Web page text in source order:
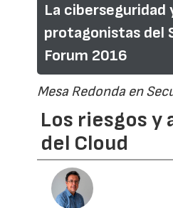
La ciberseguridad
protagonistas del
Forum 2016
Mesa Redonda en
Los riesgos y
del Cloud